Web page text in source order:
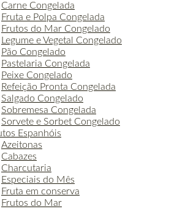
Carne Congelada
Fruta e Polpa Congelada
Frutos do Mar Congelado
Legume e Vegetal Congelado
Pão Congelado
Pastelaria Congelada
Peixe Congelado
Refeição Pronta Congelada
Salgado Congelado
Sobremesa Congelada
Sorvete e Sorbet Congelado
Espanhóis
Azeitonas
Cabazes
Charcutaria
Especiais do Mês
Fruta em conserva
Frutos do Mar